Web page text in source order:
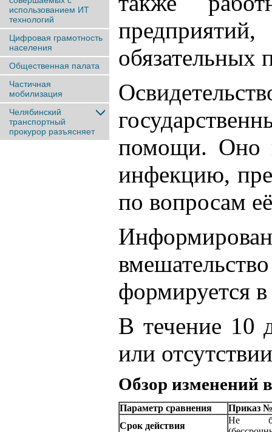
использованием ИТ
технологий
Цифровая грамотность
населения
Общественная палата
Частичная
мобилизация
Челябинский
транспортный
прокурор разъясняет
обязательных
помощи. Оно
инфекцию,
по вопросам
формируется
В течение 10
или
Обзор изменений
Параметр сравнения
Приказ №
Срок действия
Не